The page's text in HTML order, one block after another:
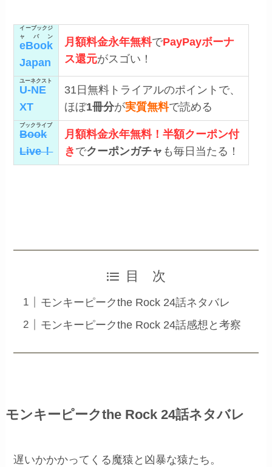
eBook
Japan
イーブックジ
ャパン
月額料金永年無料でPayPayボーナ
ス還元がスゴい！
U-NE
XT
ユーネクスト
31日無料トライアルのポイントで、
ほぼ1冊分が実質無料で読める
Book
Live！
ブックライブ
月額料金永年無料！半額クーポン付
き でクーポンガチャ も毎日当たる！
目 次
モンキーピークthe Rock 24話ネタバレ
モンキーピークthe Rock 24話感想と考察
モンキーピークthe Rock 24話ネタバレ
遅いかかかってくる魔猿と凶暴な猿たち。